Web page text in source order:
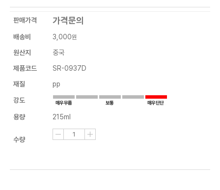
판매가격 가격문의
배송비 3,000원
원산지
중국
제품코드
SR-0937D
재질
pp
강도
용량 215ml
수량